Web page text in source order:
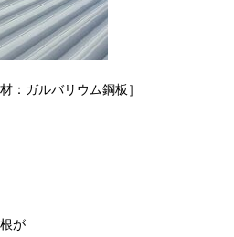
ガルバリウム鋼板］
が